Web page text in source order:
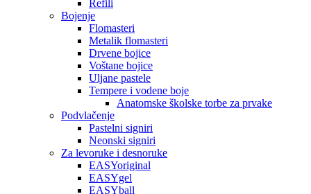
Refili
Bojenje
Flomasteri
Metalik flomasteri
Drvene bojice
Voštane bojice
Uljane pastele
Tempere i vodene boje
Anatomske školske torbe za prvake
Podvlačenje
Pastelni signiri
Neonski signiri
Za levoruke i desnoruke
EASYoriginal
EASYgel
EASYball